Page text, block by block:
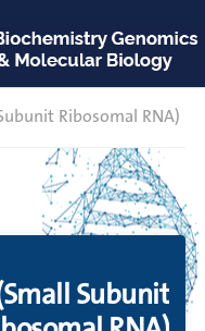
Ribosomal RNA)
Subunit